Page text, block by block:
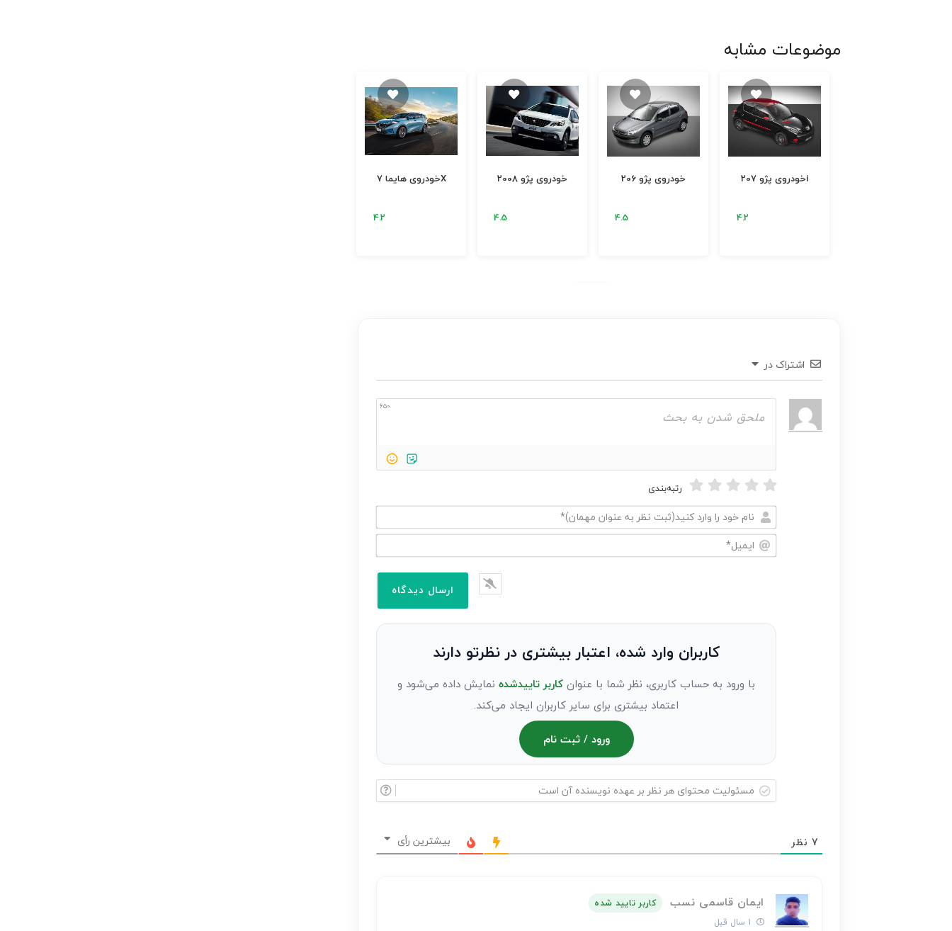
موضوعات مشابه
خودروی آریسان 2 خودروی پژو 2008 خودروی پژو 206
اشتراک در
650
رتبه‌بندی
نام
خود
نظر
مهمان)*
کاربران وارد شده، اعتبار بیشتری در نظرتو دارند
با ورود به حساب کاربری، نظر شما با عنوانکاربر تاییدشدهنمایش داده می‌شود و
اعتماد بیشتری برای سایر کاربران ایجاد می‌کند.
ورود / ثبت نام
عهده
نویسنده
7 نظر بیشترین رأی
ایمان قاسمی نسب
کاربر تایید شده